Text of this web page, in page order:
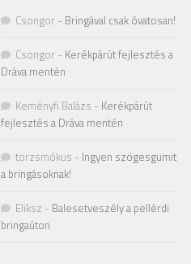
Csongor - Bringával csak óvatosan!
Csongor - Kerékpárút fejlesztés a
Dráva mentén
Keményfi Balázs - Kerékpárút
fejlesztés a Dráva mentén
törzsmókus - Ingyen szögesgumit
a bringásoknak!
Eliksz - Balesetveszély a pellérdi
bringaúton